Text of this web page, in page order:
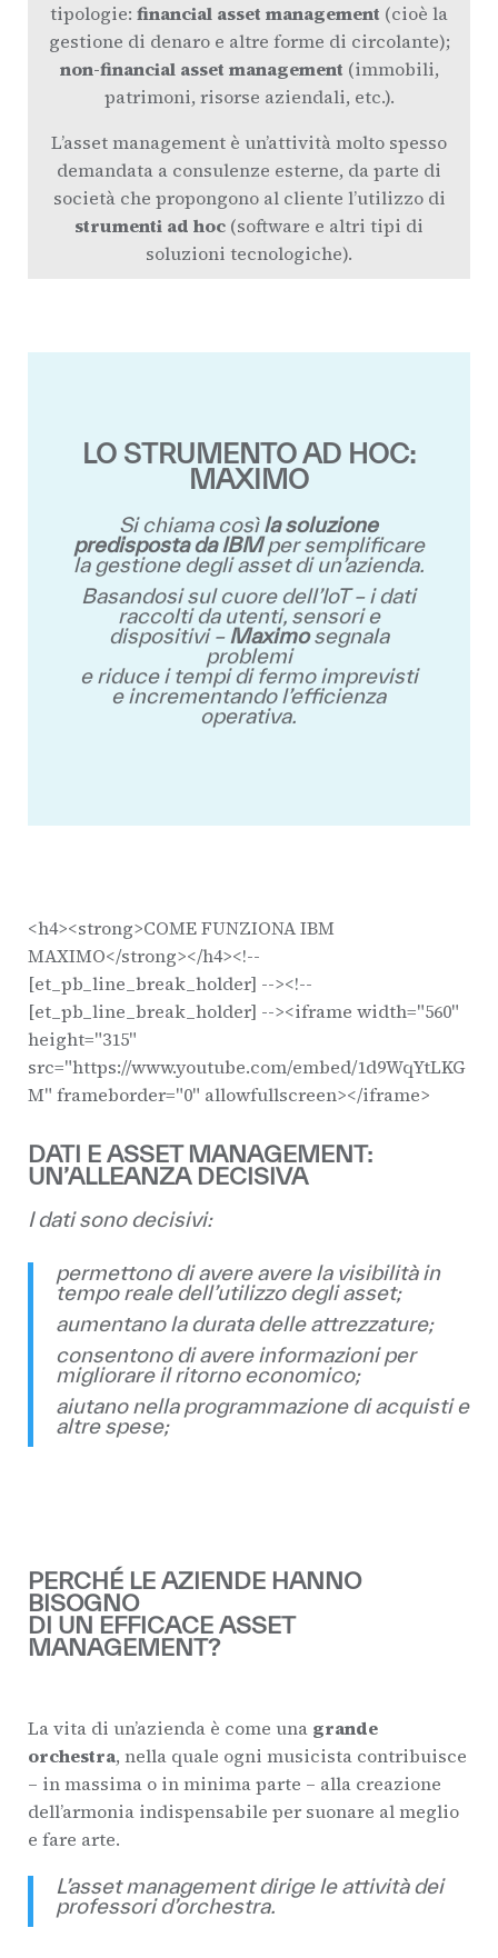
tipologie: financial asset management (cioè la
gestione di denaro e altre forme di circolante);
non-financial asset management (immobili,
patrimoni, risorse aziendali, etc.).
L’asset management è un’attività molto spesso
demandata a consulenze esterne, da parte di
società che propongono al cliente l’utilizzo di
strumenti ad hoc (software e altri tipi di
soluzioni tecnologiche).
LO STRUMENTO AD HOC:
MAXIMO
Si chiama cosìla soluzione
predisposta da IBMper semplificare
la gestione degli asset di un’azienda.
Basandosi sul cuore dell’IoT – i dati
raccolti da utenti, sensori e
dispositivi – Maximosegnala
problemi
e riduce i tempi di fermo imprevisti
e incrementando l’efficienza
operativa.
<h4><strong>COME FUNZIONA IBM
MAXIMO</strong></h4><!--
[et_pb_line_break_holder] --><!--
[et_pb_line_break_holder] --><iframe width="560"
height="315"
src="https://www.youtube.com/embed/1d9WqYtLKG
M" frameborder="0" allowfullscreen></iframe>
DATI E ASSET MANAGEMENT:
UN’ALLEANZA DECISIVA
I dati sono decisivi:
permettono di avere avere la visibilità in
tempo reale dell’utilizzo degli asset;
aumentano la durata delle attrezzature;
consentono di avere informazioni per
migliorare il ritorno economico;
aiutano nella programmazione di acquisti e
altre spese;
PERCHÉ LE AZIENDE HANNO
BISOGNO
DI UN EFFICACE ASSET
MANAGEMENT?
La vita di un’azienda è come una grande
orchestra, nella quale ogni musicista contribuisce
– in massima o in minima parte – alla creazione
dell’armonia indispensabile per suonare al meglio
e fare arte.
L’asset management dirige le attività dei
professori d’orchestra.